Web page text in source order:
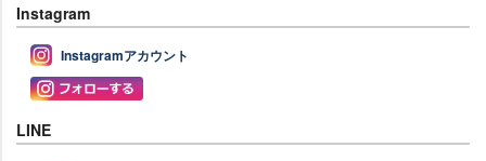
Instagram
Instagramアカウント
LINE